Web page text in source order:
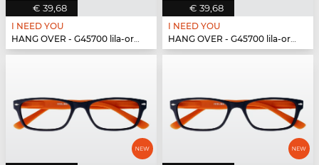
€ 39,68
I NEED YOU
HANG OVER - G45700 lila-orange
€ 39,68
I NEED YOU
HANG OVER - G45700 lila-orange